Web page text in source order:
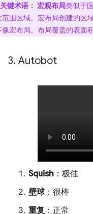
关键术语： 宏观布局类似于
范围区域。宏布局创建的区
像宏布局。布局覆盖的表面
3. Autobot
Squish ：极佳
壁球：很棒
重复 ：正常